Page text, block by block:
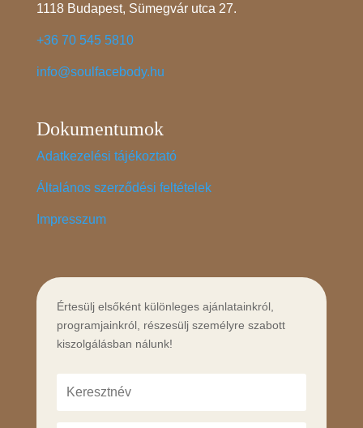
1118 Budapest, Sümegvár utca 27.
+36 70 545 5810
info@soulfacebody.hu
Dokumentumok
Adatkezelési tájékoztató
Általános szerződési feltételek
Impresszum
Értesülj elsőként különleges ajánlatainkról,
programjainkról, részesülj személyre szabott
kiszolgálásban nálunk!